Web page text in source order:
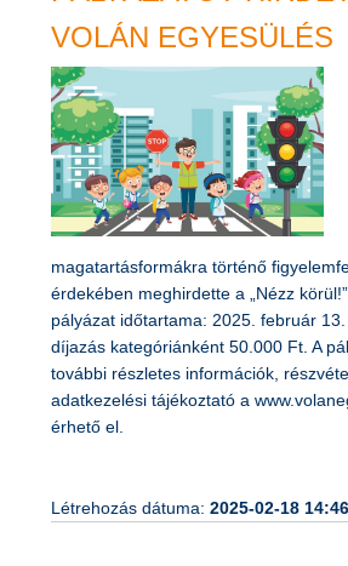
PÁLYÁZATOT
VOLÁN EGYESÜLÉS
magatartásformákra történő
érdekében meghirdette a „Nézz
pályázat időtartama: 2025. február
díjazás kategóriánként 50.000 Ft. A
további részletes információk,
adatkezelési tájékoztató a